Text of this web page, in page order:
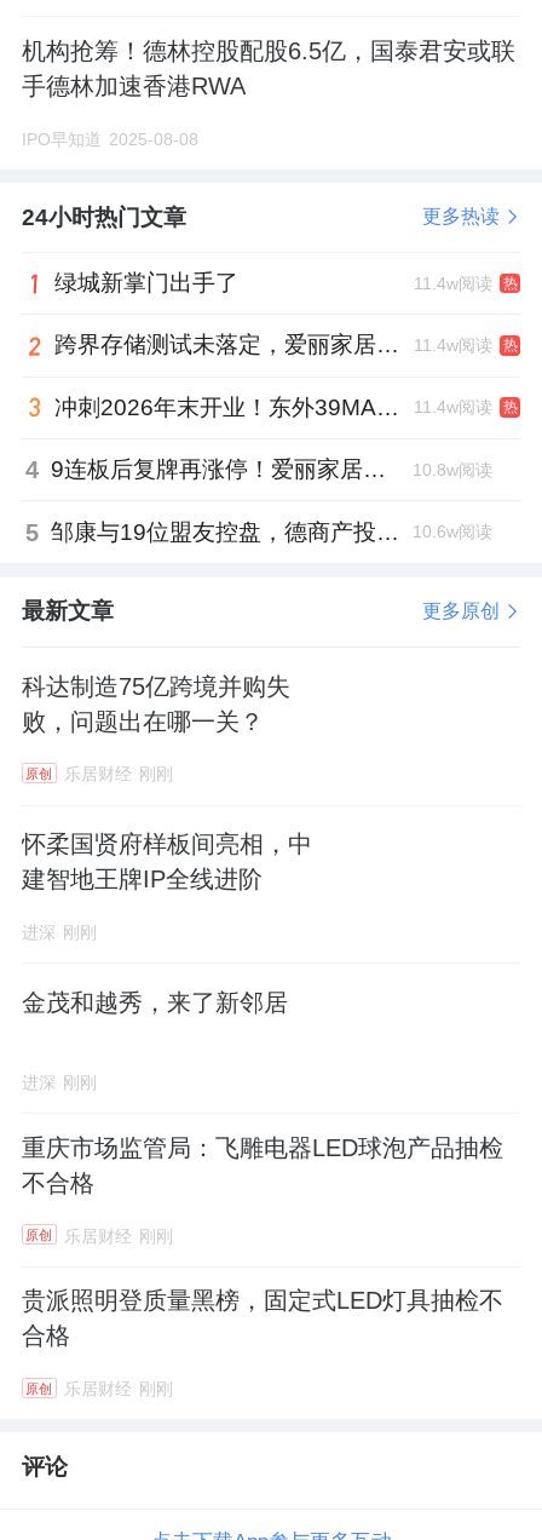
机构抢筹！德林控股配股6.5亿，国泰君安或联
手德林加速香港RWA
IPO早知道 2025-08-08
24小时热门文章 更多热读
绿城新掌门出手了 11.4w阅读 热
跨界存储测试未落定，爱丽家居复牌前自揭多重风险 11.4w阅读 热
冲刺2026年末开业！东外39MALL全球招商启幕，重构东直门商圈格局 11.4w阅读 热
4 9连板后复牌再涨停！爱丽家居市盈率318倍，跨界收购案尚未落地 10.8w阅读
5 邹康与19位盟友控盘，德商产投服务散户绝迹 10.6w阅读
最新文章 更多原创
科达制造75亿跨境并购失
败，问题出在哪一关？
原创 乐居财经 刚刚
怀柔国贤府样板间亮相，中
建智地王牌IP全线进阶
进深 刚刚
金茂和越秀，来了新邻居
进深 刚刚
重庆市场监管局：飞雕电器LED球泡产品抽检
不合格
原创 乐居财经 刚刚
贵派照明登质量黑榜，固定式LED灯具抽检不
合格
原创 乐居财经 刚刚
评论